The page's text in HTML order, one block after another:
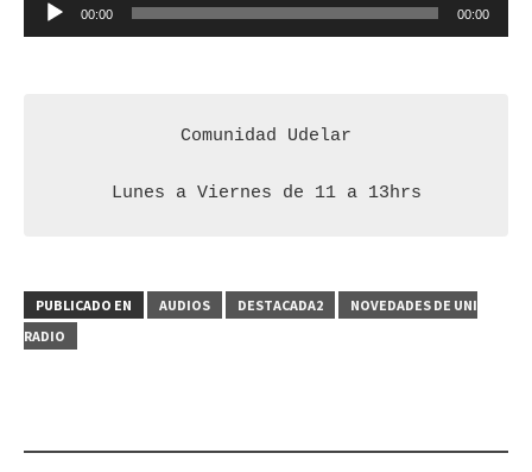
00:00 00:00
Comunidad Udelar
Lunes a Viernes de 11 a 13hrs
PUBLICADO EN AUDIOS DESTACADA2
NOVEDADES DE UNI
RADIO